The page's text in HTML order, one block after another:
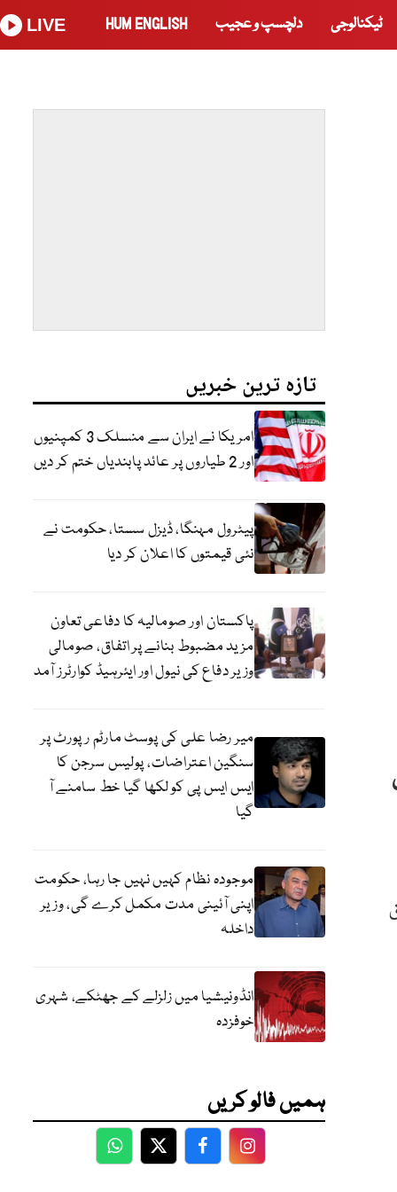
ٹیکنالوجی دلچسپ و عجیب HUM ENGLISH
LIVE
تازہ ترین خبریں
امریکا نے ایران سے منسلک 3 کمپنیوں
اور 2 طیاروں پر عائد پابندیاں ختم کر دیں
پیٹرول مہنگا، ڈیزل سستا، حکومت نے
نئی قیمتوں کا اعلان کر دیا
پاکستان اور صومالیہ کا دفاعی تعاون
مزید مضبوط بنانے پر اتفاق، صومالی
وزیر دفاع کی نیول اور ایئرہیڈ کوارٹرز آمد
میر رضا علی کی پوسٹ مارٹم رپورٹ پر
سنگین اعتراضات، پولیس سرجن کا
ایس ایس پی کو لکھا گیا خط سامنے آ
گیا
موجودہ نظام کہیں نہیں جا رہا، حکومت
اپنی آئینی مدت مکمل کرے گی، وزیر
داخلہ
انڈونیشیا میں زلزلے کے جھٹکے، شہری
خوفزدہ
ہمیں فالو کریں
WhatsApp
TwitterFacebookFacebook